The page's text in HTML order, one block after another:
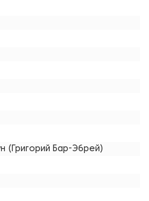
(Григорий Бар-Эбрей)